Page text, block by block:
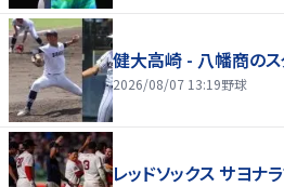
健大高崎 - 八幡商のス
2026/08/07 13:19野球
レッドソックス サヨナ